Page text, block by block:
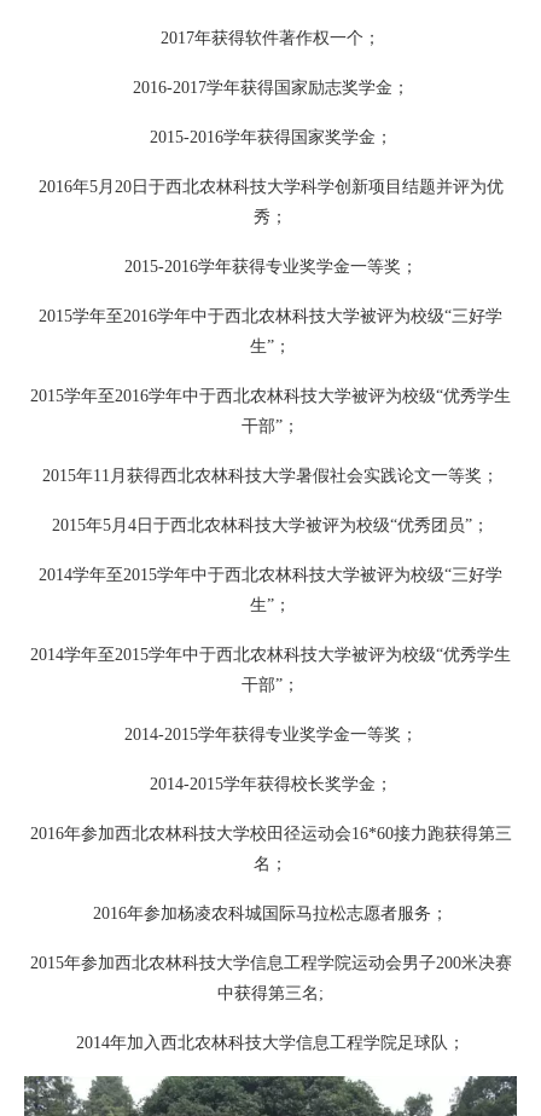
2017年获得软件著作权一个；
2016-2017学年获得国家励志奖学金；
2015-2016学年获得国家奖学金；
2016年5月20日于西北农林科技大学科学创新项目结题并评为优
秀；
2015-2016学年获得专业奖学金一等奖；
2015学年至2016学年中于西北农林科技大学被评为校级“三好学
生”；
2015学年至2016学年中于西北农林科技大学被评为校级“优秀学生
干部”；
2015年11月获得西北农林科技大学暑假社会实践论文一等奖；
2015年5月4日于西北农林科技大学被评为校级“优秀团员”；
2014学年至2015学年中于西北农林科技大学被评为校级“三好学
生”；
2014学年至2015学年中于西北农林科技大学被评为校级“优秀学生
干部”；
2014-2015学年获得专业奖学金一等奖；
2014-2015学年获得校长奖学金；
2016年参加西北农林科技大学校田径运动会16*60接力跑获得第三
名；
2016年参加杨凌农科城国际马拉松志愿者服务；
2015年参加西北农林科技大学信息工程学院运动会男子200米决赛
中获得第三名;
2014年加入西北农林科技大学信息工程学院足球队；